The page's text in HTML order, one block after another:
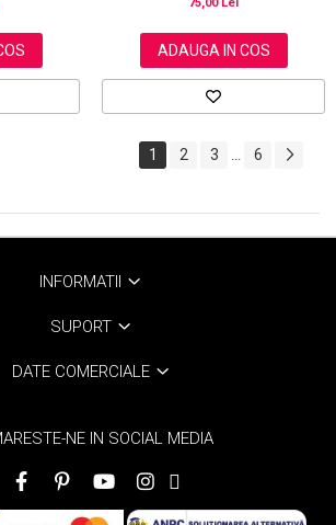
ADAUGA IN COS
1 2 3 6
INFORMATII
SUPORT
DATE COMERCIALE
NE IN SOCIAL MEDIA